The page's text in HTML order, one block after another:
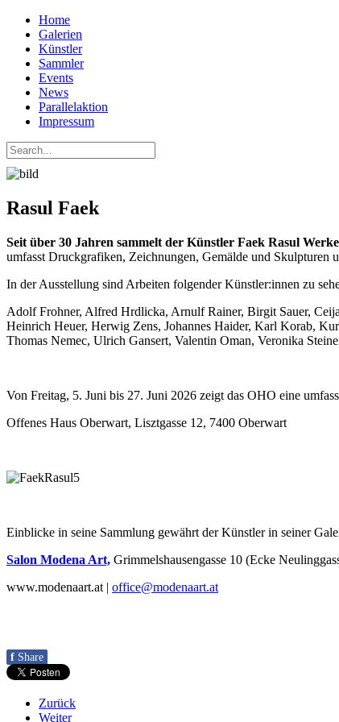
Home
Galerien
Künstler
Sammler
Events
News
Parallelaktion
Impressum
Rasul Faek
Seit über 30 Jahren sammelt der Künstler Faek Rasul
umfasst Druckgrafiken, Zeichnungen, Gemälde und Skulpturen
In der Ausstellung sind Arbeiten folgender Künstler:innen zu
Adolf Frohner, Alfred Hrdlicka, Arnulf Rainer, Birgit Sauer,
Heinrich Heuer, Herwig Zens, Johannes Haider, Karl Korab,
Thomas Nemec, Ulrich Gansert, Valentin Oman, Veronika
Von Freitag, 5. Juni bis 27. Juni 2026 zeigt das OHO eine
Offenes Haus Oberwart, Lisztgasse 12, 7400 Oberwart
Einblicke in seine Sammlung gewährt der Künstler in seiner
Salon Modena Art, Grimmelshausengasse 10 (Ecke
www.modenaart.at | office@modenaart.at
f Share
Zurück
Weiter